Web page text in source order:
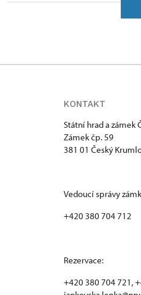
KONTAKT
Státní hrad a zámek
Zámek čp. 59
381 01 Český
Vedoucí správy
+420 380 704 712
Rezervace:
+420 380 704 721,